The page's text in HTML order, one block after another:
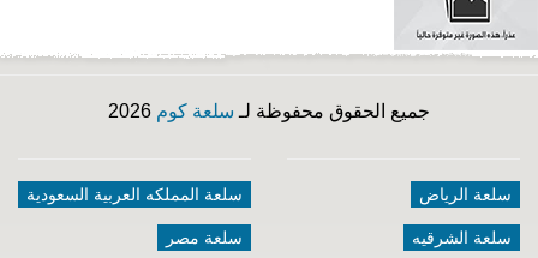
جميع الحقوق محفوظة لـ سلعة كوم
سلعة الرياض
سلعة الشرقيه
سلعة المملكه العربية السعودية
سلعة مصر